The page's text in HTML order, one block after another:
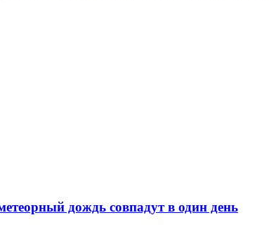
дождь совпадут в один день